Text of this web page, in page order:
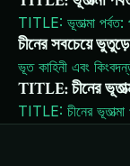
TITLE: ভূতাত্মা পর্বত:
চীনের সবচেয়ে
ভূত কাহিনী এবং
TITLE: চীনের
TITLE: চীনের ভূতাত্মা